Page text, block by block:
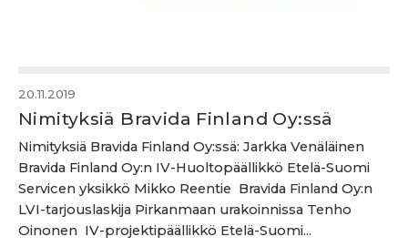
20.11.2019
Nimityksiä Bravida Finland Oy:ssä
Nimityksiä Bravida Finland Oy:ssä: Jarkka Venäläinen
Bravida Finland Oy:n IV-Huoltopäällikkö Etelä-Suomi
Servicen yksikkö Mikko Reentie Bravida Finland Oy:n
LVI-tarjouslaskija Pirkanmaan urakoinnissa Tenho
Oinonen IV-projektipäällikkö Etelä-Suomi...